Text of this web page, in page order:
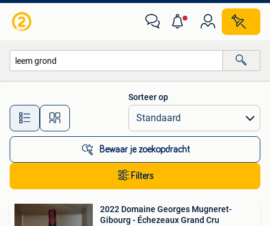
Alle afstanden…
Sorteer op
Bewaar je zoekopdracht
Filters
2022 Domaine Georges Mugneret-
Gibourg - Échezeaux Grand Cru